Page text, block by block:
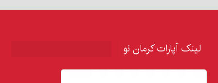
لینک آپارات کرمان نو